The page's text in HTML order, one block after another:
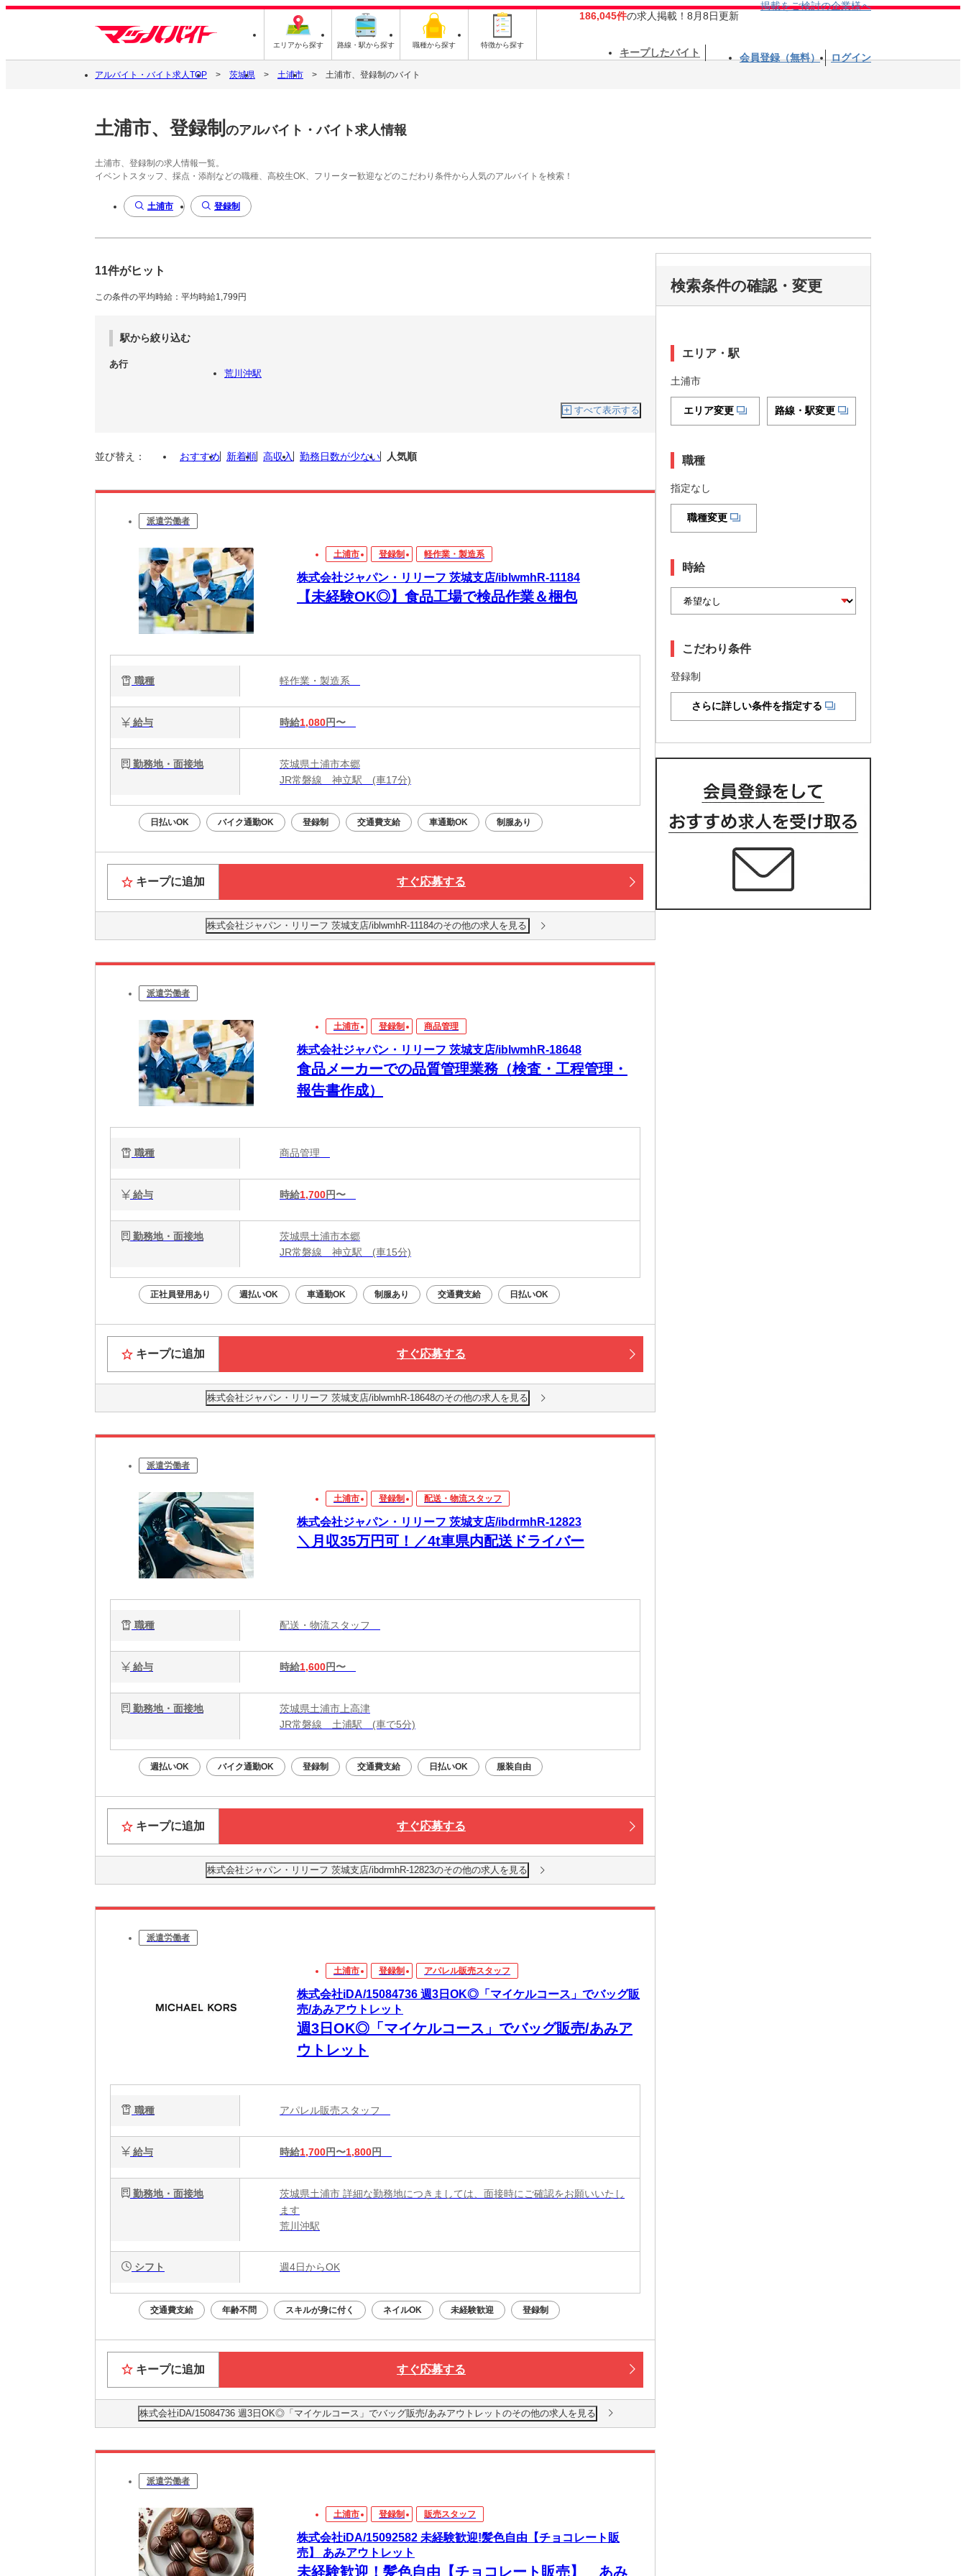
エリアから探す 路線・駅から探す 職種から探す 特徴から探す
186,045件の求人掲載！8月8日更新
掲載をご検討の企業様へ
キープしたバイト 会員登録（無料） ログイン
アルバイト・バイト求人TOP 茨城県 土浦市 土浦市、登録制のバイト
土浦市、登録制 のアルバイト・バイト求人情報
土浦市、登録制の求人情報一覧。
イベントスタッフ、採点・添削などの職種、高校生OK、フリーター歓迎などのこだわり条件から人気のアルバイトを検索！
土浦市 登録制
11件がヒット
この条件の平均時給：平均時給1,799円
駅から絞り込む
あ行
荒川沖駅
すべて表示する
並び替え： おすすめ 新着順 高収入 勤務日数が少ない 人気順
派遣労働者
土浦市 登録制 軽作業・製造系
株式会社ジャパン・リリーフ 茨城支店/iblwmhR-11184
【未経験OK◎】食品工場で検品作業＆梱包
職種 軽作業・製造系
給与 時給1,080円〜
勤務地・面接地
茨城県土浦市本郷
JR常磐線 神立駅 (車17分)
日払いOK バイク通勤OK 登録制 交通費支給 車通勤OK 制服あり
キープに追加 すぐ応募する
株式会社ジャパン・リリーフ 茨城支店/iblwmhR-11184のその他の求人を見る
派遣労働者
土浦市 登録制 商品管理
株式会社ジャパン・リリーフ 茨城支店/iblwmhR-18648
食品メーカーでの品質管理業務（検査・工程管理・
報告書作成）
職種 商品管理
給与 時給1,700円〜
勤務地・面接地
茨城県土浦市本郷
JR常磐線 神立駅 (車15分)
正社員登用あり 週払いOK 車通勤OK 制服あり 交通費支給 日払いOK
キープに追加 すぐ応募する
株式会社ジャパン・リリーフ 茨城支店/iblwmhR-18648のその他の求人を見る
派遣労働者
土浦市 登録制 配送・物流スタッフ
株式会社ジャパン・リリーフ 茨城支店/ibdrmhR-12823
＼月収35万円可！／4t車県内配送ドライバー
職種 配送・物流スタッフ
給与 時給1,600円〜
勤務地・面接地
茨城県土浦市上高津
JR常磐線 土浦駅 (車で5分)
週払いOK バイク通勤OK 登録制 交通費支給 日払いOK 服装自由
キープに追加 すぐ応募する
株式会社ジャパン・リリーフ 茨城支店/ibdrmhR-12823のその他の求人を見る
派遣労働者
土浦市 登録制 アパレル販売スタッフ
株式会社iDA/15084736 週3日OK◎「マイケルコース」でバッグ販
売/あみアウトレット
週3日OK◎「マイケルコース」でバッグ販売/あみア
ウトレット
職種 アパレル販売スタッフ
給与 時給1,700円〜1,800円
勤務地・面接地
茨城県土浦市 詳細な勤務地につきましては、面接時にご確認をお願いいたし
ます
荒川沖駅
シフト 週4日からOK
交通費支給 年齢不問 スキルが身に付く ネイルOK 未経験歓迎 登録制
キープに追加 すぐ応募する
株式会社iDA/15084736 週3日OK◎「マイケルコース」でバッグ販売/あみアウトレットのその他の求人を見る
派遣労働者
土浦市 登録制 販売スタッフ
株式会社iDA/15092582 未経験歓迎!髪色自由【チョコレート販
売】 あみアウトレット
未経験歓迎！髪色自由【チョコレート販売】 あみ
検索条件の確認・変更
エリア・駅
土浦市
エリア変更 路線・駅変更
職種
指定なし
職種変更
時給
こだわり条件
登録制
さらに詳しい条件を指定する